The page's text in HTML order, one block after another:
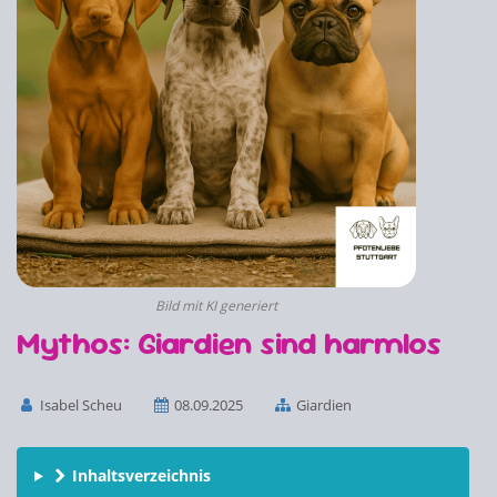
Bild mit KI generiert
Mythos: Giardien sind harmlos
Isabel Scheu 08.09.2025 Giardien
Inhaltsverzeichnis